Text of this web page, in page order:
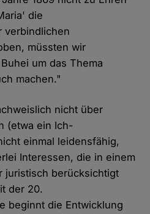
die
verbindlichen
müssten wir
um das Thema
machen."
nicht über
(etwa ein Ich-
einmal leidensfähig,
Interessen, die in einem
juristisch berücksichtigt
der 20.
beginnt die Entwicklung